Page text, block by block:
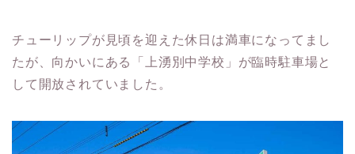
チューリップが見頃を迎えた休日は満車になってまし
たが、向かいにある「上湧別中学校」が臨時駐車場と
して開放されていました。